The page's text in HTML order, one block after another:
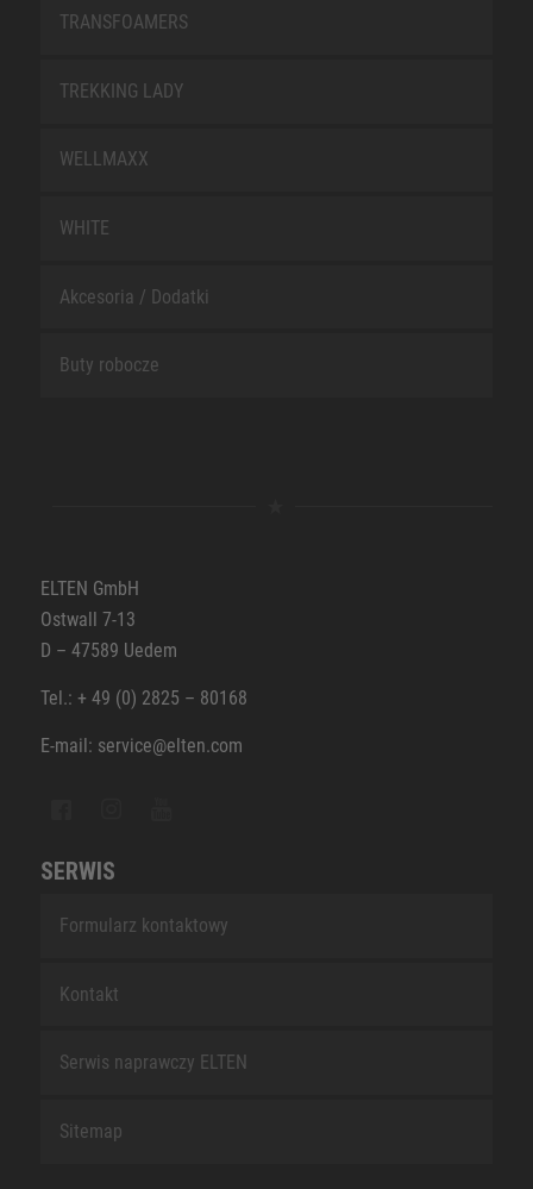
TRANSFOAMERS
TREKKING LADY
WELLMAXX
WHITE
Akcesoria / Dodatki
Buty robocze
ELTEN GmbH
Ostwall 7-13
D – 47589 Uedem
Tel.: + 49 (0) 2825 – 80168
E-mail: service@elten.com
SERWIS
Formularz kontaktowy
Kontakt
Serwis naprawczy ELTEN
Sitemap